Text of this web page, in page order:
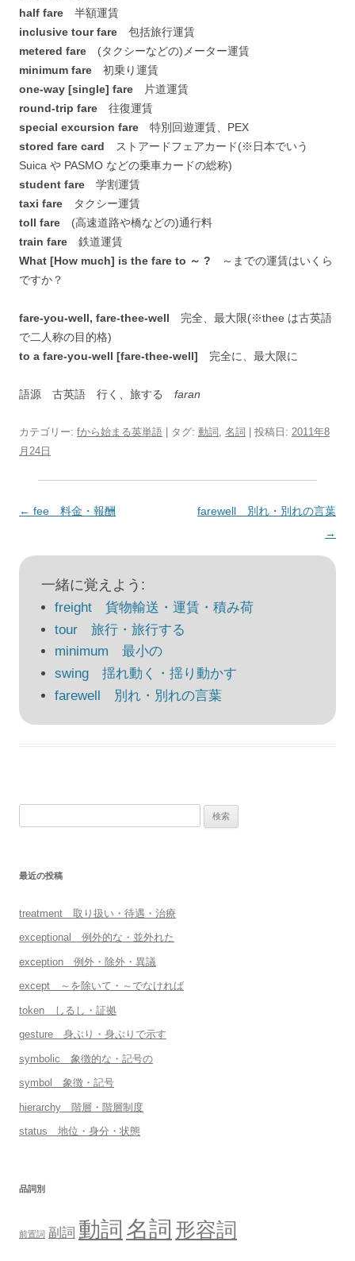
half fare 半額運賃
inclusive tour fare 包括旅行運賃
metered fare (タクシーなどの)メーター運賃
minimum fare 初乗り運賃
one-way [single] fare 片道運賃
round-trip fare 往復運賃
special excursion fare 特別回遊運賃、PEX
stored fare card ストアードフェアカード(※日本でいう
Suica や PASMO などの乗車カードの総称)
student fare 学割運賃
taxi fare タクシー運賃
toll fare (高速道路や橋などの)通行料
train fare 鉄道運賃
What [How much] is the fare to ～ ? ～までの運賃はいくら
ですか？
fare-you-well, fare-thee-well 完全、最大限(※thee は古英語
で二人称の目的格)
to a fare-you-well [fare-thee-well] 完全に、最大限に
語源 古英語 行く、旅する faran
カテゴリー: fから始まる英単語 | タグ: 動詞 , 名詞 | 投稿日: 2011年8
月24日
投
ナ
← fee 料金・報酬
farewell 別れ・別れの言葉
→
一緒に覚えよう:
freight 貨物輸送・運賃・積み荷
tour 旅行・旅行する
minimum 最小の
swing 揺れ動く・揺り動かす
farewell 別れ・別れの言葉
最近の投稿
treatment 取り扱い・待遇・治療
exceptional 例外的な・並外れた
exception 例外・除外・異議
except ～を除いて・～でなければ
token しるし・証拠
gesture 身ぶり・身ぶりで示す
symbolic 象徴的な・記号の
symbol 象徴・記号
hierarchy 階層・階層制度
status 地位・身分・状態
品詞別
前置詞 副詞 動詞 名詞 形容詞